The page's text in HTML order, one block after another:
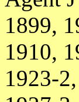
1899,
1910,
1923-